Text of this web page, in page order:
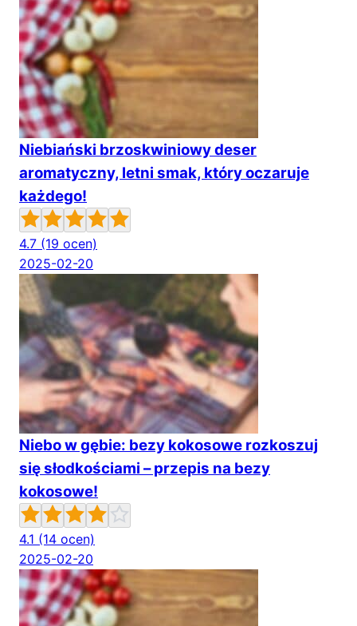
Niebiański brzoskwiniowy deser
aromatyczny, letni smak, który oczaruje
każdego!
4.7 (19 ocen)
2025-02-20
Niebo w gębie: bezy kokosowe rozkoszuj
się słodkościami – przepis na bezy
kokosowe!
4.1 (14 ocen)
2025-02-20